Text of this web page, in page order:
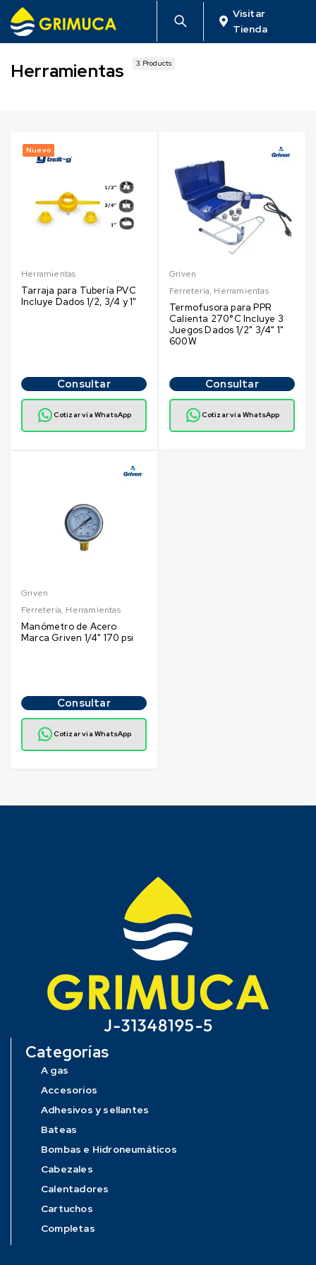
Visitar
Tienda
Herramientas 3 Products
Nuevo
Herramientas
Tarraja para Tubería PVC
Incluye Dados 1/2, 3/4 y 1"
Consultar
Cotizar vía WhatsApp
Griven
Ferretería, Herramientas
Termofusora para PPR
Calienta 270°C Incluye 3
Juegos Dados 1/2" 3/4" 1"
600W
Consultar
Cotizar vía WhatsApp
Griven
Ferretería, Herramientas
Manómetro de Acero
Marca Griven 1/4" 170 psi
Consultar
Cotizar vía WhatsApp
Categorías
A gas
Accesorios
Adhesivos y sellantes
Bateas
Bombas e Hidroneumáticos
Cabezales
Calentadores
Cartuchos
Completas